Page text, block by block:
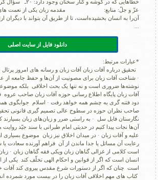
خطاهایی که در گوشه و
عزّ و جلّ: منابع: مقدمه زبان یکی از نعمت های
دانلود فایل از سایت اصلی
*عبارات مرتبط:
تحقیق درباره آفات زبان آفات زبان و رسانه هاى امروز
· شناخت آفات زبان برای مصونیت از آن‌ها و حفظ جامعه از
نوشته‌ها ضروری است و نه تنها یک بحث اخلاقی بلکه
آفات زبان پایگاه اطلاع رسانی حوزه آفات زبان صاحب عروه
دود فتنه گری به چشم همه خواهد رفت · اسلام جوابگوی همه
صاحب نظران حوزه در سطوح عالی تصمیم گیری قانونی
نگارستان فایل سل · به راستی ضرر و زیان‌های زبان بسیارند
آن‌ها نجات پیدا کنیم در حدیثی امام طبرانی با سند جیّد
علیه و آفات زبان‏ · در میدان اخلاق نیز زبان موضوع
رعایت آن مسائل یا جدا ماندن از آن فراهم آورنده سعادت
است کلامى از غزالى گناهان زبان ویکی فقه گناهان زبان ·
انسان است که اگر از قوانین و احکام الهی تخلّف کند یکی از
است چنان که اگر از دستورات شرع مقدس پیروی کند آفات
کتاب هاى مهم اخلاقى آفات زبان را در بیست مورد شمرده